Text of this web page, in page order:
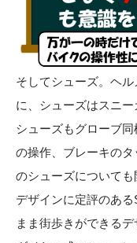
そしてシューズ。ヘ
に、シューズはスニー
シューズもグローブ
の操作、ブレーキの
のシューズについても
デザインに定評のあ
まま街歩きができる